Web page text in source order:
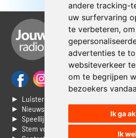
andere tracking-
uw surfervaring
te verbeteren, om
advertenties te
websiteverkeer
om te begrijpen
bezoekers
Ik ga
Ik
► Luisteren naar Jouwradio
► Nieuws
► Speellijst
► Stem voor de Dag top 3